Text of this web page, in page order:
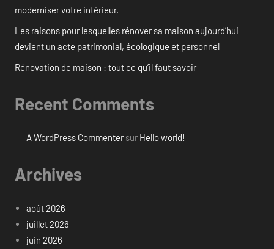
moderniser votre intérieur.
Les raisons pour lesquelles rénover sa maison aujourd’hui
devient un acte patrimonial, écologique et personnel
Rénovation de maison : tout ce qu’il faut savoir
Recent Comments
A WordPress Commentersur Hello world!
Archives
août 2026
juillet 2026
juin 2026